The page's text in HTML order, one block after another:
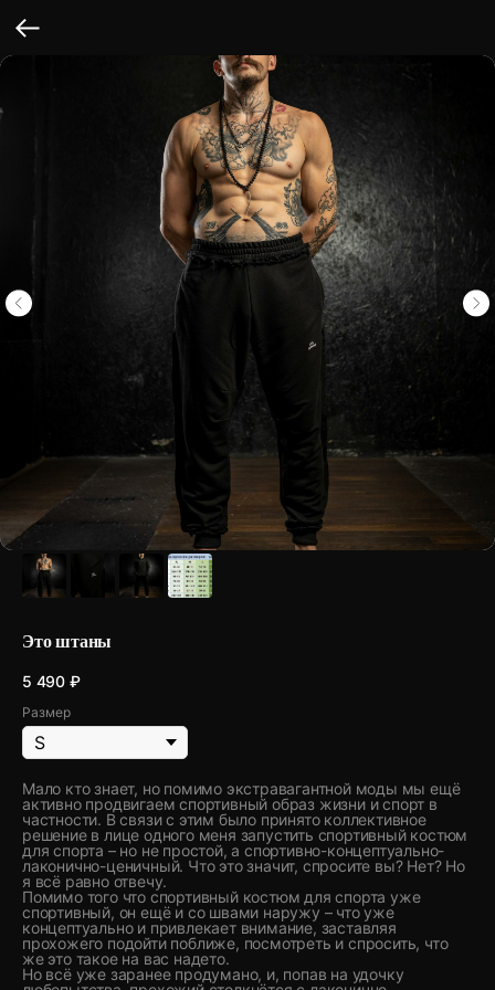
Это штаны
5 490 ₽
Размер
Мало кто знает, но помимо экстравагантной моды мы ещё
активно продвигаем спортивный образ жизни и спорт в
частности. В связи с этим было принято коллективное
решение в лице одного меня запустить спортивный костюм
для спорта – но не простой, а спортивно-концептуально-
лаконично-ценичный. Что это значит, спросите вы? Нет? Но
я всё равно отвечу.
Помимо того что спортивный костюм для спорта уже
спортивный, он ещё и со швами наружу – что уже
концептуально и привлекает внимание, заставляя
прохожего подойти поближе, посмотреть и спросить, что
же это такое на вас надето.
Но всё уже заранее продумано, и, попав на удочку